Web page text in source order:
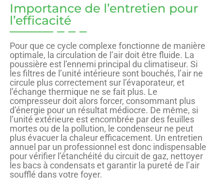
Importance de l’entretien pour
l’efficacité
Pour que ce cycle complexe fonctionne de manière
optimale, la circulation de l’air doit être fluide. La
poussière est l’ennemi principal du climatiseur. Si
les filtres de l’unité intérieure sont bouchés, l’air ne
circule plus correctement sur l’évaporateur, et
l’échange thermique ne se fait plus. Le
compresseur doit alors forcer, consommant plus
d’énergie pour un résultat médiocre. De même, si
l’unité extérieure est encombrée par des feuilles
mortes ou de la pollution, le condenseur ne peut
plus évacuer la chaleur efficacement. Un entretien
annuel par un professionnel est donc indispensable
pour vérifier l’étanchéité du circuit de gaz, nettoyer
les bacs à condensats et garantir la pureté de l’air
soufflé dans votre foyer.